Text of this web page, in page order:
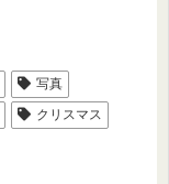
写真
クリスマス